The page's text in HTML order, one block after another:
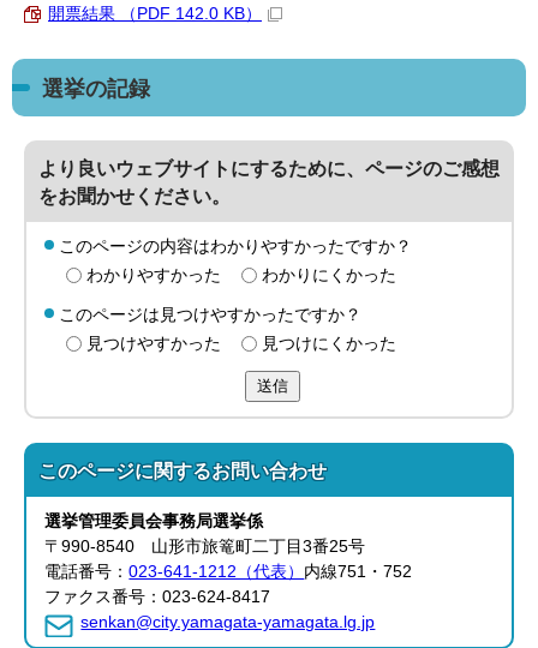
開票結果 （PDF 142.0 KB）
選挙の記録
より良いウェブサイトにするために、ページのご感想
をお聞かせください。
このページの内容はわかりやすかったですか？
わかりやすかった
わかりにくかった
このページは見つけやすかったですか？
見つけやすかった
見つけにくかった
送信
このページに関するお問い合わせ
選挙管理委員会事務局選挙係
〒990-8540 山形市旅篭町二丁目3番25号
電話番号：023-641-1212（代表） 内線751・752
ファクス番号：023-624-8417
senkan@city.yamagata-yamagata.lg.jp